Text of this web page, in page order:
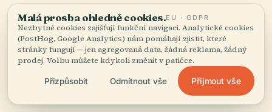
Pompeii in Pictures, 2025
NAPOSLEDY REVIDOVÁNO: AUGUST 2025
Zpracováno z Wikidat, Wikipedie a oficiálních zdrojů ·
Jak tvoříme naše průvodce →
Malá prosba ohledně cookies.EU · GDPR
Nezbytné cookies zajišťují funkční navigaci. Analytické cookies
(PostHog, Google Analytics) nám pomáhají zjistit, které
stránky fungují — jen agregovaná data, žádná reklama, žádný
prodej. Volbu můžete kdykoli změnit v patičce.
Přizpůsobit Odmítnout vše Přijmout vše